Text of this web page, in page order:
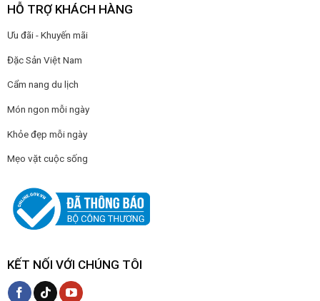
HỖ TRỢ KHÁCH HÀNG
Ưu đãi - Khuyến mãi
Đặc Sản Việt Nam
Cẩm nang du lịch
Món ngon mỗi ngày
Khỏe đẹp mỗi ngày
Mẹo vặt cuộc sống
KẾT NỐI VỚI CHÚNG TÔI